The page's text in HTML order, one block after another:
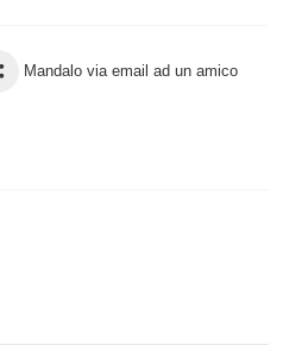
Mandalo via email ad un amico